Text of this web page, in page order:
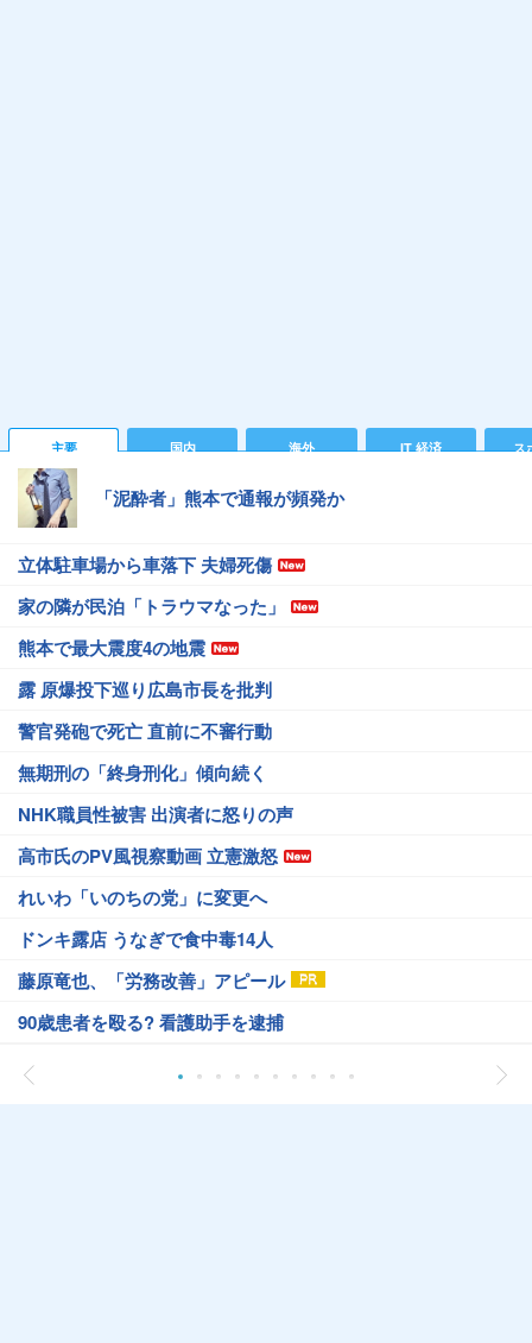
主要 国内 海外 IT 経済 ス
「泥酔者」熊本で通報が頻発か
立体駐車場から車落下 夫婦死傷
家の隣が民泊「トラウマなった」
熊本で最大震度4の地震
露 原爆投下巡り広島市長を批判
警官発砲で死亡 直前に不審行動
無期刑の「終身刑化」傾向続く
NHK職員性被害 出演者に怒りの声
高市氏のPV風視察動画 立憲激怒
れいわ「いのちの党」に変更へ
ドンキ露店 うなぎで食中毒14人
藤原竜也、「労務改善」アピール
90歳患者を殴る? 看護助手を逮捕